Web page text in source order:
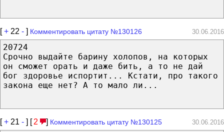
[+ 22 - ] Комментировать цитату №130126 30.06.2016
20724
Срочно выдайте барину холопов, на которых
он сможет орать и даже бить, а то не дай
бог здоровье испортит... Кстати, про такого
закона еще нет? А то мало ли...
[+ 21 - ] [ 2 ] Комментировать цитату №130125 30.06.2016